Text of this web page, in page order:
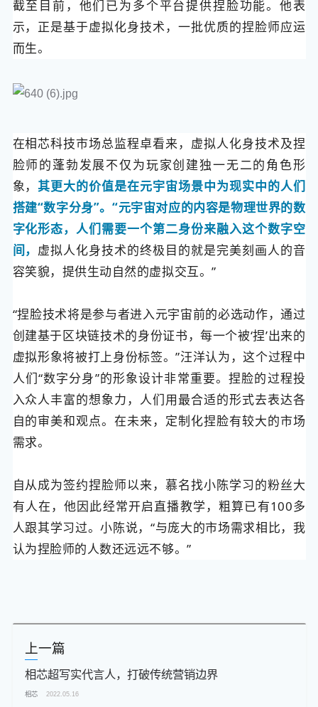
截至目前，他们已为多个平台提供捏脸功能。他表
示，正是基于虚拟化身技术，一批优质的捏脸师应运
而生。
在相芯科技市场总监程卓看来，虚拟人化身技术及捏
脸师的蓬勃发展不仅为玩家创建独一无二的角色形
象， 其更大的价值是在元宇宙场景中为现实中的人们
搭建“数字分身”。 “元宇宙对应的内容是物理世界的数
字化形态，人们需要一个第二身份来融入这个数字空
间， 虚拟人化身技术的终极目的就是完美刻画人的音
容笑貌，提供生动自然的虚拟交互。”
“捏脸技术将是参与者进入元宇宙前的必选动作，通过
创建基于区块链技术的身份证书，每一个被‘捏’出来的
虚拟形象将被打上身份标签。”汪洋认为，这个过程中
人们“数字分身”的形象设计非常重要。捏脸的过程投
入众人丰富的想象力，人们用最合适的形式去表达各
自的审美和观点。在未来，定制化捏脸有较大的市场
需求。
自从成为签约捏脸师以来，慕名找小陈学习的粉丝大
有人在，他因此经常开启直播教学，粗算已有100多
人跟其学习过。小陈说，“与庞大的市场需求相比，我
认为捏脸师的人数还远远不够。”
上一篇
相芯超写实代言人，打破传统营销边界
相芯 2022.05.16